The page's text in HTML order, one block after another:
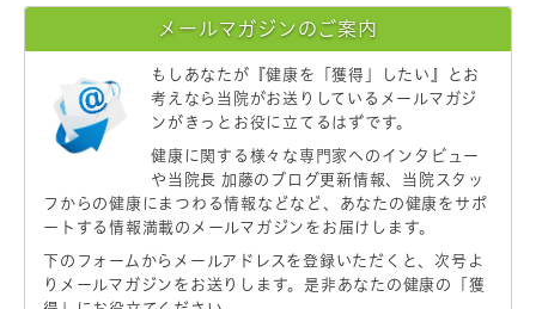
メールマガジンのご案内
もしあなたが 『健康を「獲得」したい』
とお
考えなら当院がお送りしているメールマガジ
ンがきっとお役に立てるはずです。
健康に関する様々な専門家へのインタビュー
や当院長 加藤のブログ更新情報、当院スタッ
フからの健康にまつわる情報などなど、あなたの健康をサポ
ートする情報満載のメールマガジンをお届けします。
下のフォームからメールアドレスを登録いただくと、次号よ
りメールマガジンをお送りします。是非あなたの健康の「獲